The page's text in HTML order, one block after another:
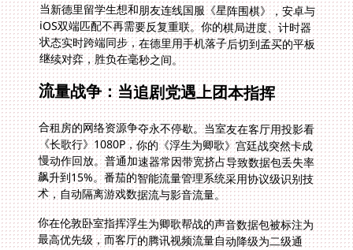
当新德里留学生想和朋友连线国服《星阵围棋》，安卓与
iOS双端匹配不再需要反复重联。你的棋局进度、计时器
状态实时跨端同步，在德里用手机落子后切到孟买的平板
继续对弈，胜负在毫秒之间。
流量战争：当追剧党遇上团本指挥
合租房的网络资源争夺永不停歇。当室友在客厅用投影看
《长歌行》1080P，你的《浮生为卿歌》宫廷战突然卡成
慢动作回放。普通加速器常因带宽挤占导致数据包丢失率
飙升到15%。番茄的智能流量管理系统采用协议级识别技
术，自动隔离游戏数据流与影音流量。
你在伦敦卧室指挥浮生为卿歌帮战的声音数据包被标注为
最高优先级，而客厅的腾讯视频流量自动降级为二级通
道。每路加速专线独享100M物理带宽，确保在Netflix、
爱奇艺、YouTube多重夹击下，你释放的“凤舞九天”技能